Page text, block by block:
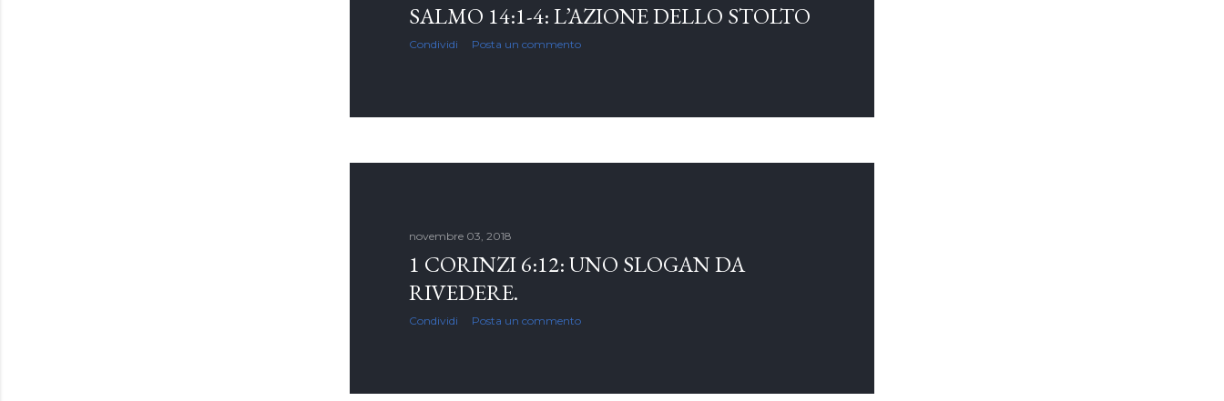
SALMO 14:1-4: L’AZIONE DELLO STOLTO
Condividi Posta un commento
novembre 03, 2018
1 CORINZI 6:12: UNO SLOGAN DA
RIVEDERE.
Condividi Posta un commento